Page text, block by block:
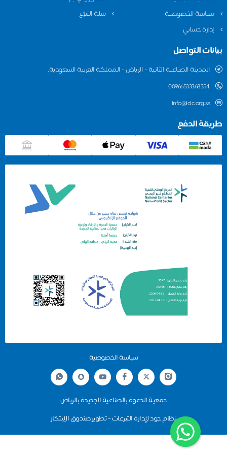
الخصوصية
سلة التبرّع
حسابي
التواصل
المدينة الصناعية الثانية - الرياض - المملكة العربية السعودية.
info@icic.org.sa
الدفع
سياسة الخصوصية
جمعية الدعوة بالصناعية الجديدة بالرياض
نظام جود لإدارة التبرعات - تطوير صندوق الابتكار